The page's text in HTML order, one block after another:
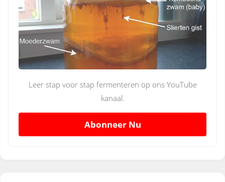
Leer stap voor stap fermenteren op ons YouTube
kanaal.
Abonneer Nu